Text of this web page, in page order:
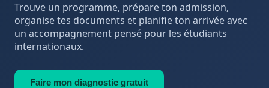
Trouve un programme, prépare ton admission,
organise tes documents et planifie ton arrivée avec
un accompagnement pensé pour les étudiants
internationaux.
Faire mon diagnostic gratuit